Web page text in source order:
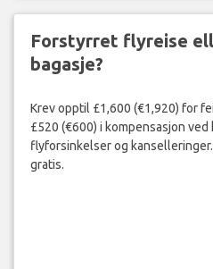
Forstyrret flyreise
bagasje?
Krev opptil £1,600 (€1,920) for
£520 (€600) i kompensasjon
flyforsinkelser og
gratis.